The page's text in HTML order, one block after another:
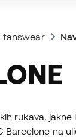
fanswear
rukava,
na